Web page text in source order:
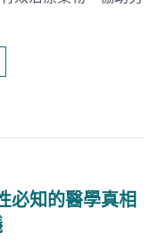
必知的醫學真相